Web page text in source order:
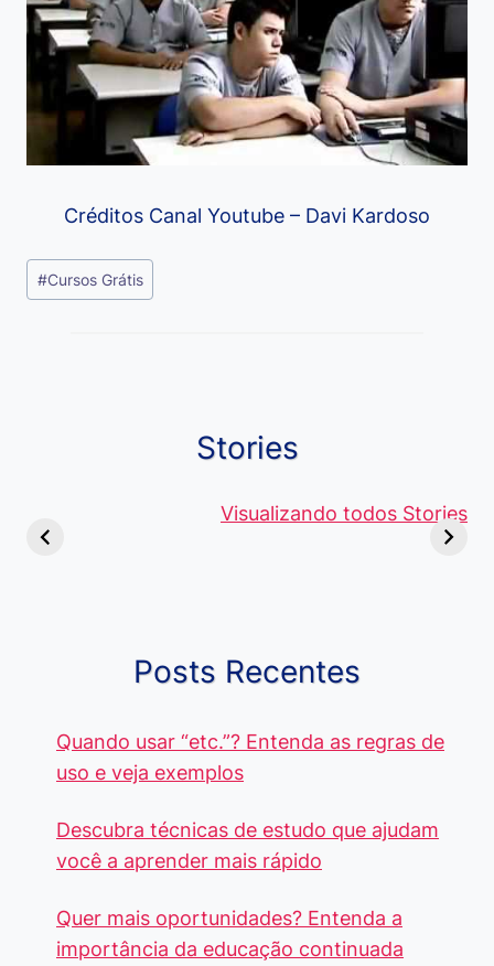
Créditos Canal Youtube – Davi Kardoso
Tags
do
#Cursos Grátis
Stories
Visualizando todos Stories
Diferença e
de 5 Centavos
Curso de
Pacote
Posts Recentes
Quando usar “etc.”? Entenda as regras de
uso e veja exemplos
Descubra técnicas de estudo que ajudam
você a aprender mais rápido
Quer mais oportunidades? Entenda a
importância da educação continuada